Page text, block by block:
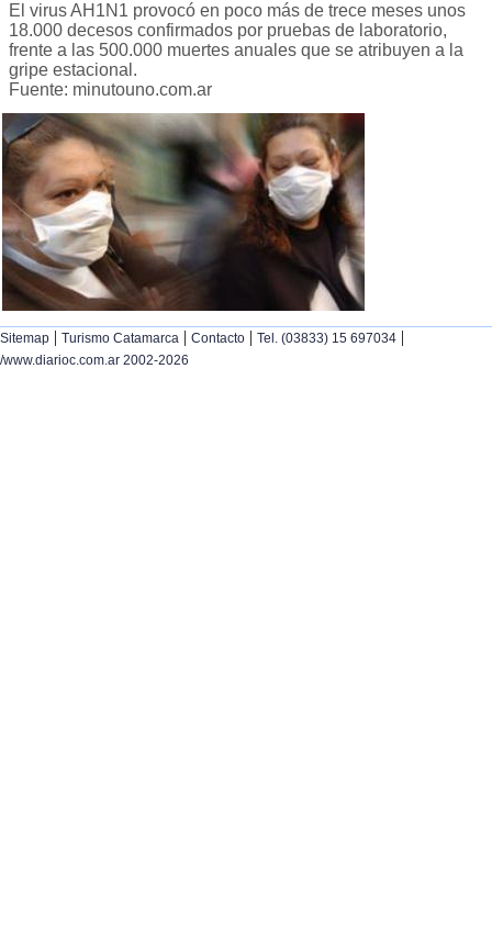
El virus AH1N1 provocó en poco más de trece meses unos
18.000 decesos confirmados por pruebas de laboratorio,
frente a las 500.000 muertes anuales que se atribuyen a la
gripe estacional.
Fuente: minutouno.com.ar
Sitemap | Turismo Catamarca | Contacto | Tel. (03833) 15 697034 |
/www.diarioc.com.ar 2002-2026